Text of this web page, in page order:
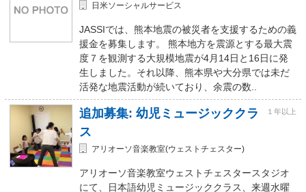
日米ソーシャルサービス
JASSIでは、熊本地震の被災者を支援するための義
援金を募集します。 熊本地方を震源とする最大震
度７を観測する大規模地震が4月14日と16日に発
生しました。それ以降、熊本県や大分県では未だ
活発な地震活動が続いており、余震の数..
追加募集: 幼児ミュージッククラ
ス
１年以上
アリオーソ音楽教室(ウェストチェスター)
アリオーソ音楽教室ウェストチェスタースタジオ
にて、日本語幼児ミュージッククラス、来週水曜